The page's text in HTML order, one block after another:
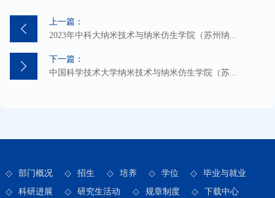
上一篇：
2023年中科大纳米技术与纳米仿生学院（苏州纳...
下一篇：
中国科学技术大学纳米技术与纳米仿生学院（苏...
部门概况 招生 培养 学位
毕业与就业
科研进展
研究生活动 规章制度 下载中心